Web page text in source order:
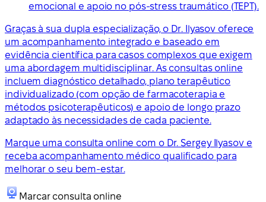
emocional e apoio no pós-stress traumático (TEPT).
Graças à sua dupla especialização, o Dr. Ilyasov oferece
um acompanhamento integrado e baseado em
evidência científica para casos complexos que exigem
uma abordagem multidisciplinar. As consultas online
incluem diagnóstico detalhado, plano terapêutico
individualizado (com opção de farmacoterapia e
métodos psicoterapêuticos) e apoio de longo prazo
adaptado às necessidades de cada paciente.
Marque uma consulta online com o Dr. Sergey Ilyasov e
receba acompanhamento médico qualificado para
melhorar o seu bem-estar.
Marcar consulta online